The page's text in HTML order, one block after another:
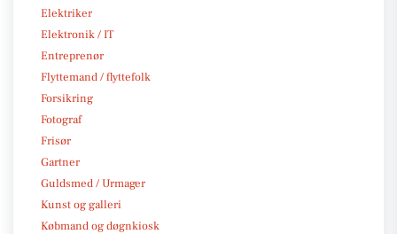
Elektriker
Elektronik / IT
Entreprenør
Flyttemand / flyttefolk
Forsikring
Fotograf
Frisør
Gartner
Guldsmed / Urmager
Kunst og galleri
Købmand og døgnkiosk